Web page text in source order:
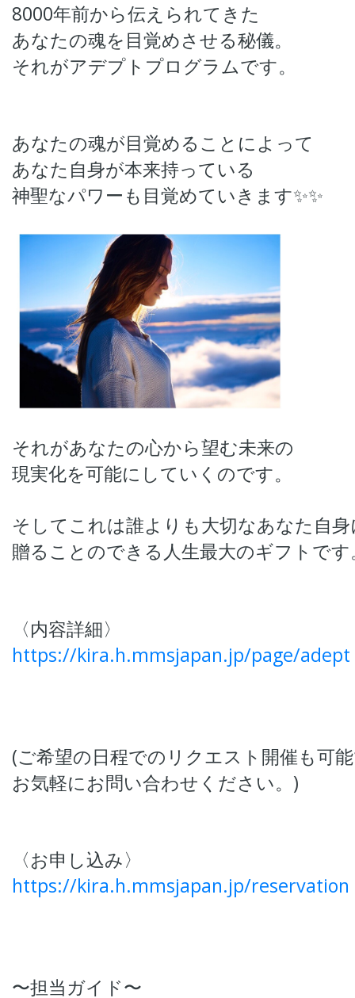
8000年前から伝えられてきた
あなたの魂を目覚めさせる秘儀。
それがアデプトプログラムです。
あなたの魂が目覚めることによって
あなた自身が本来持っている
神聖なパワーも目覚めていきます✨✨
それがあなたの心から望む未来の
現実化を可能にしていくのです。
そしてこれは誰よりも大切なあなた自
贈ることのできる人生最大のギフトで
〈内容詳細〉
https://kira.h.mmsjapan.jp/page/adept
(ご希望の日程でのリクエスト開催も可
お気軽にお問い合わせください。)
〈お申し込み〉
https://kira.h.mmsjapan.jp/reservation
〜担当ガイド〜